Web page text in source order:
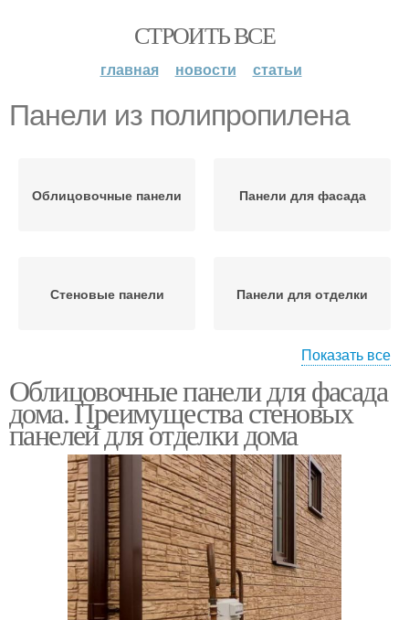
СТРОИТЬ ВСЕ
главная новости статьи
Панели из полипропилена
Облицовочные панели Панели для фасада
Стеновые панели Панели для отделки
Фасадные панели
Панели для наружной
отделки
Клинкерные панели Композитные панели
Металлические панели Деревянные панели
Показать все
Облицовочные панели для фасада
дома. Преимущества стеновых
панелей для отделки дома